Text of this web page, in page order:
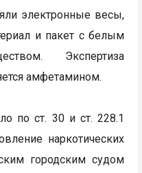
электронные весы,
и пакет с белым
Экспертиза
амфетамином.
по ст. 30 и ст. 228.1
наркотических
городским судом